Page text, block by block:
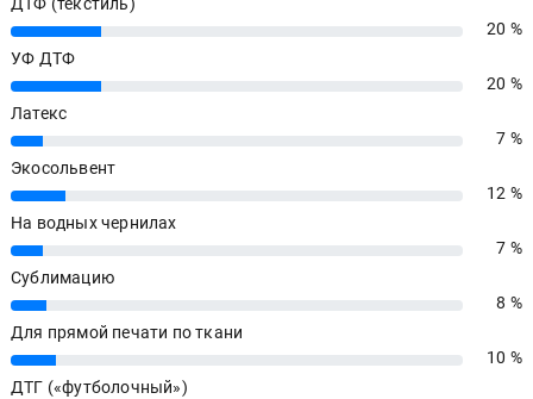
ДТФ (текстиль)
20%
20 %
УФ ДТФ
20%
20 %
Латекс
7%
7 %
Экосольвент
12%
12 %
На водных чернилах
7%
7 %
Сублимацию
8%
8 %
Для прямой печати по ткани
10%
10 %
ДТГ («футболочный»)